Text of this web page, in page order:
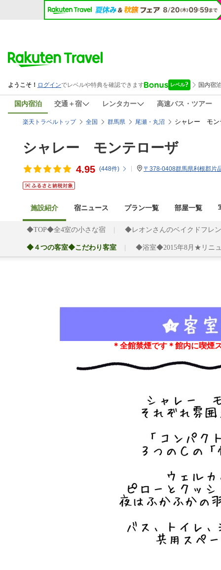
国内宿泊 交通＋宿 レンタカー 高速バス・ツアー
楽天トラベルトップ 全国 群馬県 尾瀬・丸沼 シャレー モン
シャレー モンテローザ
4.95 (448件) 〒378-0408群馬県利根郡片
施設紹介 宿ニュース プラン一覧 部屋一覧
◆TOP◆全4室の小さな宿 ◆レオンさんのベイクドフレ
◆４つの客室◆こだわり客室 ◆浴室◆2015年8月★リニ
＊全館禁煙です＊館内に喫煙